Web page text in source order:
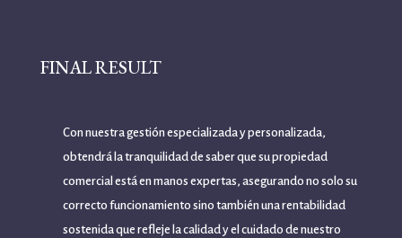
FINAL RESULT
Con nuestra gestión especializada y personalizada,
obtendrá la tranquilidad de saber que su propiedad
comercial está en manos expertas, asegurando no solo su
correcto funcionamiento sino también una rentabilidad
sostenida que refleje la calidad y el cuidado de nuestro